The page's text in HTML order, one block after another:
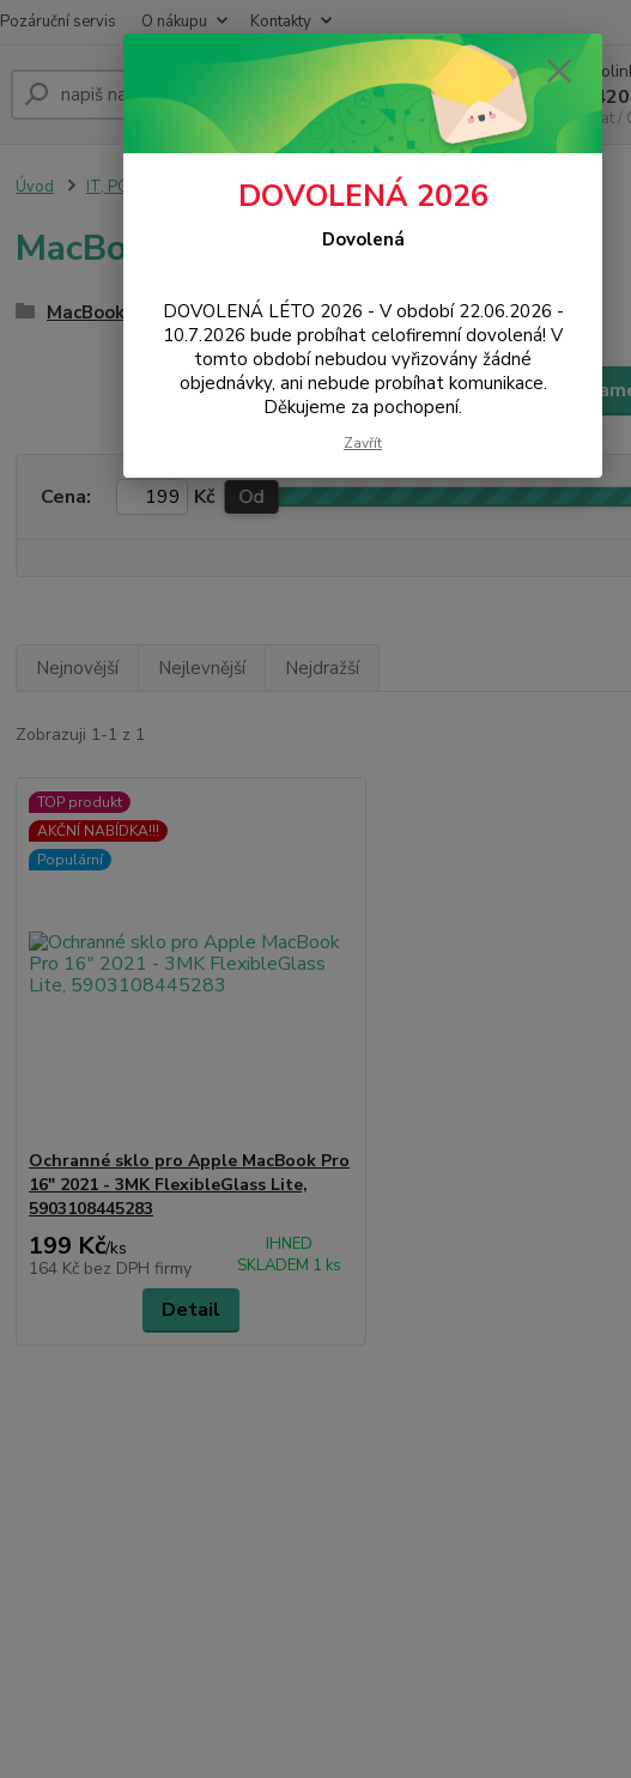
Pozáruční servis O nákupu Kontakty
Hledat
Chat
Úvod IT, PC, ELEKTRONIKA Notebooky MacBooky
MacBooky
MacBook Pro MacBook Air
Filtr - výrobci a
Cena: Kč Od
Nejnovější Nejlevnější Nejdražší
Zobrazuji 1-1 z 1
TOP produkt
AKČNÍ NABÍDKA!!!
Populární
Ochranné sklo pro Apple MacBook Pro
16" 2021 - 3MK FlexibleGlass Lite,
5903108445283
199 Kč/ks
164 Kč bez DPH firmy
IHNED
SKLADEM 1 ks
Detail
DOVOLENÁ 2026
Dovolená
DOVOLENÁ LÉTO 2026 - V období 22.06.2026 -
10.7.2026 bude probíhat celofiremní dovolená! V
tomto období nebudou vyřizovány žádné
objednávky, ani nebude probíhat komunikace.
Děkujeme za pochopení.
Zavřít